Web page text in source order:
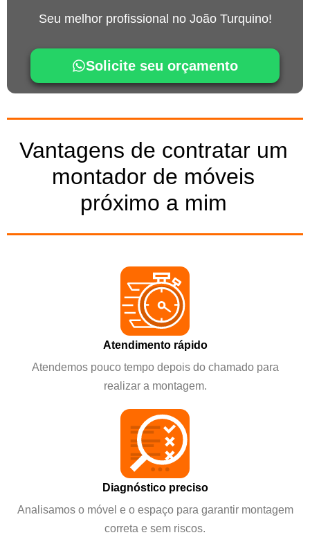
Seu melhor profissional no João Turquino!
Solicite seu orçamento
Vantagens de contratar um
montador de móveis
próximo a mim
Atendimento rápido
Atendemos pouco tempo depois do chamado para
realizar a montagem.
Diagnóstico preciso
Analisamos o móvel e o espaço para garantir montagem
correta e sem riscos.